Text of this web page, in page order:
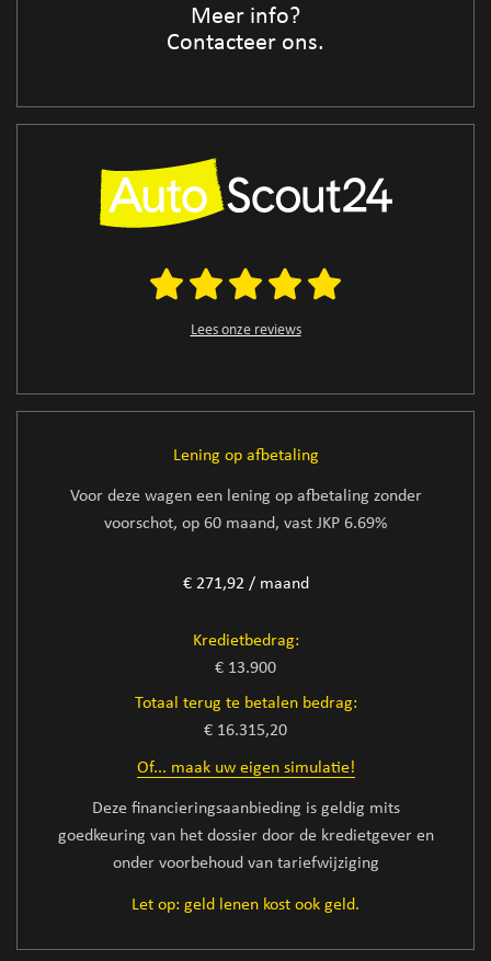
Meer info?
Contacteer ons.
Lees onze reviews
Lening op afbetaling
Voor deze wagen een lening op afbetaling zonder
voorschot, op 60 maand, vast JKP 6.69%
€ 271,92 / maand
Kredietbedrag:
€ 13.900
Totaal terug te betalen bedrag:
€ 16.315,20
Of... maak uw eigen simulatie!
Deze financieringsaanbieding is geldig mits
goedkeuring van het dossier door de kredietgever en
onder voorbehoud van tariefwijziging
Let op: geld lenen kost ook geld.